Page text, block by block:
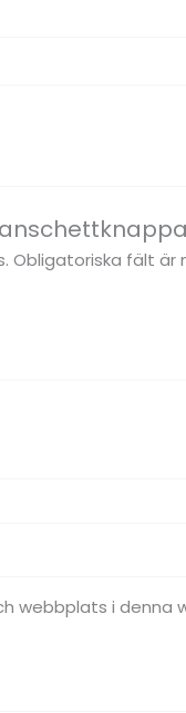
Obligatoriska fält är
webbplats i denna